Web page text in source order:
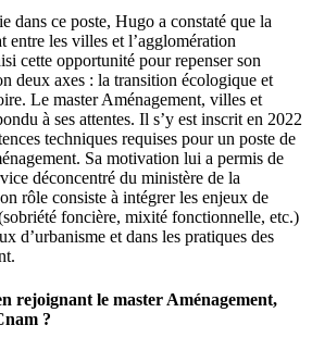
dans ce poste, Hugo a constaté que la
entre les villes et l’agglomération
cette opportunité pour repenser son
deux axes : la transition écologique et
Le master Aménagement, villes et
à ses attentes. Il s’y est inscrit en 2022
techniques requises pour un poste de
Sa motivation lui a permis de
déconcentré du ministère de la
rôle consiste à intégrer les enjeux de
foncière, mixité fonctionnelle, etc.)
d’urbanisme et dans les pratiques des
rejoignant le master Aménagement,
?